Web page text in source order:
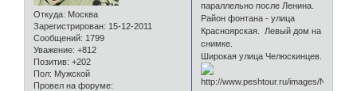
Откуда: Москва
Зарегистрирован: 15-12-2011
Сообщений: 1799
Уважение: +812
Позитив: +202
Пол: Мужской
Провел на форуме:
параллельно после Ленина.
Район фонтана - улица
Красноярская. Левый дом на
снимке.
Широкая улица Челюскинцев.